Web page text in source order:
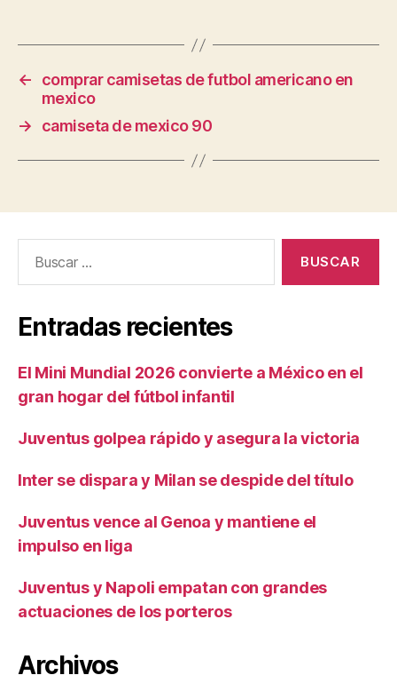
←
comprar camisetas de futbol americano en
mexico
→
camiseta de mexico 90
Entradas recientes
El Mini Mundial 2026 convierte a México en el
gran hogar del fútbol infantil
Juventus golpea rápido y asegura la victoria
Inter se dispara y Milan se despide del título
Juventus vence al Genoa y mantiene el
impulso en liga
Juventus y Napoli empatan con grandes
actuaciones de los porteros
Archivos